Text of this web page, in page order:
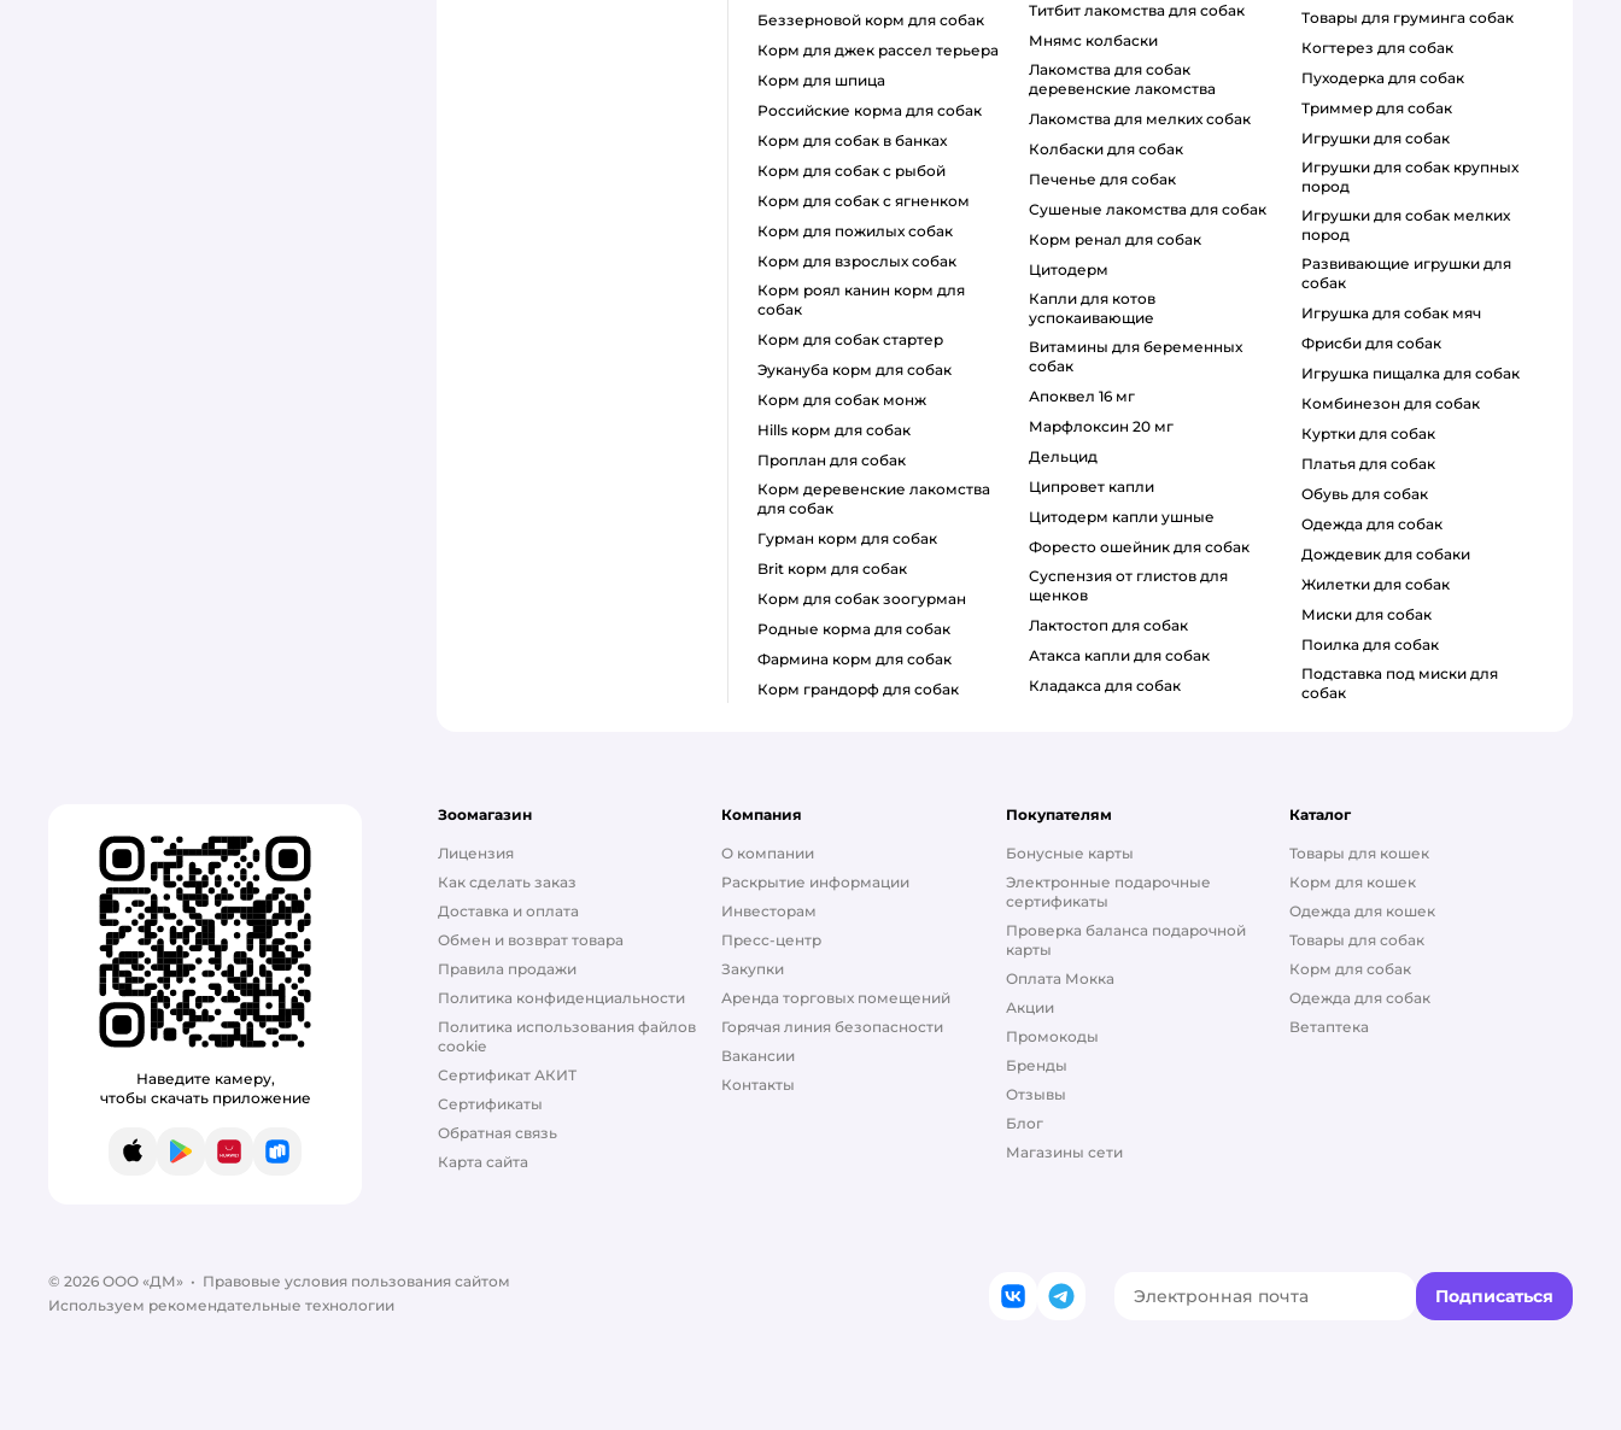
беззерновой корм для собак
корм для джек рассел терьера
корм для шпица
российские корма для собак
корм для собак в банках
корм для собак с рыбой
корм для собак с ягненком
корм для пожилых собак
корм для взрослых собак
корм роял канин корм для
собак
корм для собак стартер
эукануба корм для собак
корм для собак монж
hills корм для собак
проплан для собак
корм деревенские лакомства
для собак
гурман корм для собак
brit корм для собак
корм для собак зоогурман
родные корма для собак
фармина корм для собак
корм грандорф для собак
титбит лакомства для собак
мнямс колбаски
лакомства для собак
деревенские лакомства
лакомства для мелких собак
колбаски для собак
печенье для собак
сушеные лакомства для собак
корм ренал для собак
цитодерм
капли для котов
успокаивающие
витамины для беременных
собак
апоквел 16 мг
марфлоксин 20 мг
дельцид
ципровет капли
цитодерм капли ушные
форесто ошейник для собак
суспензия от глистов для
щенков
лактостоп для собак
атакса капли для собак
кладакса для собак
товары для груминга собак
когтерез для собак
пуходерка для собак
триммер для собак
игрушки для собак
игрушки для собак крупных
пород
игрушки для собак мелких
пород
развивающие игрушки для
собак
игрушка для собак мяч
фрисби для собак
игрушка пищалка для собак
комбинезон для собак
куртки для собак
платья для собак
обувь для собак
одежда для собак
дождевик для собаки
жилетки для собак
миски для собак
поилка для собак
подставка под миски для
собак
Наведите камеру,
чтобы скачать приложение
App StoreGoogle Play
AppGallery
RuStore
Зоомагазин
Лицензия
Как сделать заказ
Доставка и оплата
Обмен и возврат товара
Правила продажи
Политика конфиденциальности
Политика использования файлов
cookie
Сертификат АКИТ
Сертификаты
Обратная связь
Карта сайта
Компания
О компании
Раскрытие информации
Инвесторам
Пресс-центр
Закупки
Аренда торговых помещений
Горячая линия безопасности
Вакансии
Контакты
Покупателям
Бонусные карты
Электронные подарочные
сертификаты
Проверка баланса подарочной
карты
Оплата Мокка
Акции
Промокоды
Бренды
Отзывы
Блог
Магазины сети
Каталог
Товары для кошек
Корм для кошек
Одежда для кошек
Товары для собак
Корм для собак
Одежда для собак
Ветаптека
© 2026 ООО «ДМ» • Правовые условия пользования сайтом
Используем рекомендательные технологии
ВКонтакте
Telegram Подписаться